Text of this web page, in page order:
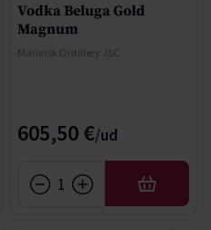
Vodka Beluga Gold
Magnum
Mariinsk Distillery JSC
605,50 €
AÑADIR